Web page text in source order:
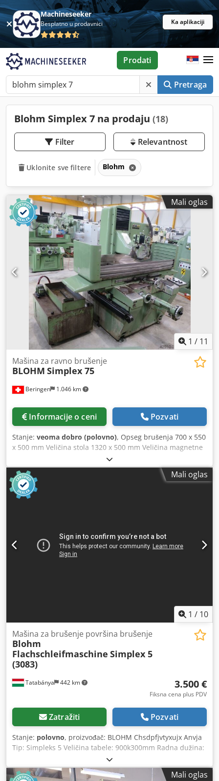
Machineseeker
Besplatno u prodavnici Ka aplikaciji
Pretraga
Prodati
Blohm Simplex 7 na prodaju (18)
Filter Relevantnost
Uklonite sve filtere Blohm
Mali oglas
1 / 11
Beringen 1.046 km
Mašina za ravno brušenje
BLOHM Simplex 75
Informacije o ceni Pozvati
Stanje: veoma dobro (polovno), Opseg brušenja 700 x 550
x 500 mm Veličina stola 1320 x 500 mm Veličina magnetne
ploče 700 x 500 mm Chedszhl Rnepfx Anvja Dimenzije
brusnog točka (prečnik x širina x otvor) 400 x 80 x 127 mm
Brzina rotacije brusnog točka 1400 / 2800 o/min Razni
pribor MARCELS MASCHINEN AG
Mali oglas
1 / 10
Tatabánya 442 km
Mašina za brušenje površina brušenje
Blohm
Flachschleifmaschine Simplex 5
(3083)
3.500 €
Fiksna cena plus PDV
Zatražiti Pozvati
Stanje: polovno, proizvođač: BLOHM Chsdpfjvtyxujx Anvja
Tip: Simpleks 5 Veličina tabele: 900k300mm Radna dužina:
600k300mm Bez magnetnog stola!
Mali oglas